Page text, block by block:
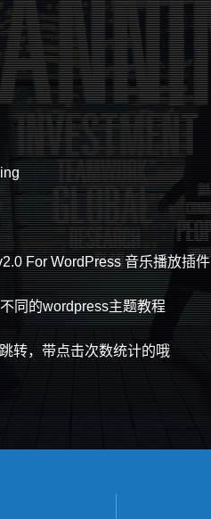
For WordPress 音乐播放插件
同的wordpress主题教程
转，带点击次数统计的哦